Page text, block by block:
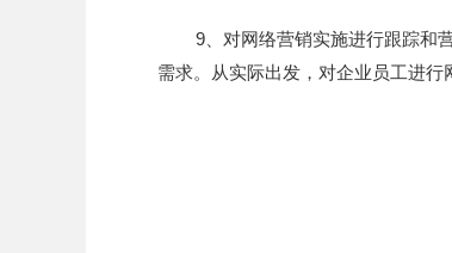
9、对网络营销实施进行跟踪和
需求。从实际出发，对企业员工进行